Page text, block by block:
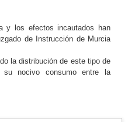
y los efectos incautados han
de Instrucción de Murcia
la distribución de este tipo de
su nocivo consumo entre la